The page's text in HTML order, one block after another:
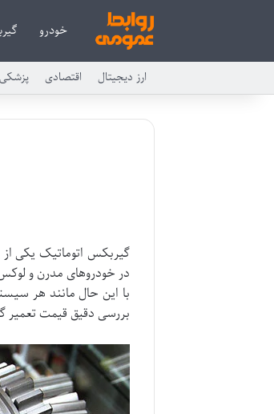
خودرو
ارز دیجیتال اقتصادی پزشکی
گیربکس اتوماتیک یکی
در خودروهای مدرن و لوکس
با این حال مانند هر
بررسی دقیق قیمت تعمیر